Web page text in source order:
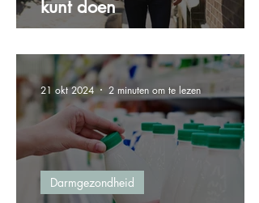
kunt doen
Darmgezondheid
21 okt 2024 2 minuten om te lezen